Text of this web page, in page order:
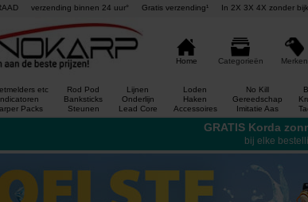
verzending binnen 24 uur° Gratis verzending¹ In 2X 3X 4X zonder
Home Categorieën Merken
etc
Packs
Rod Pod
Banksticks
Steunen
Lijnen
Onderlijn
Lead Core
Loden
Haken
Accessoires
No Kill
Gereedschap
Imitatie Aas
GRATIS Korda
bij elke